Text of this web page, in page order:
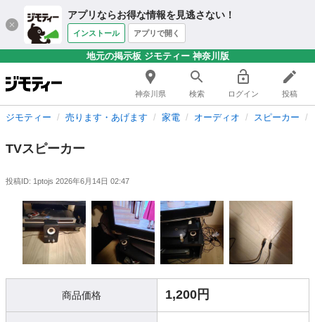
アプリならお得な情報を見逃さない！
インストール アプリで開く
地元の掲示板 ジモティー 神奈川版
神奈川県 検索 ログイン 投稿
ジモティー 売ります・あげます 家電 オーディオ スピーカー
TVスピーカー
投稿ID: 1ptojs 2026年6月14日 02:47
商品価格 1,200円